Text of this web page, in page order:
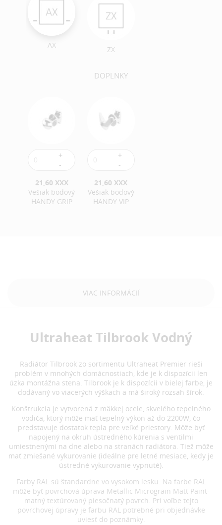
AX ZX
DOPLNKY
21,60 XXX
Vešiak bodový
HANDY GRIP
21,60 XXX
Vešiak bodový
HANDY VIP
VIAC INFORMÁCIÍ
Ultraheat Tilbrook Vodný
Radiátor Tilbrook zo sortimentu Ultraheat Premier rieši
problém v mnohých domácnostiach, kde je k dispozícii len
úzka montážna stena. Tilbrook je k dispozícii v bielej farbe, je
dodávaný vo viacerých výškach a má široký rozsah šírok.
Konštrukcia je vytvorená z mäkkej ocele, skvelého tepelného
vodiča, ktorý môže mať tepelný výkon až do 2200W, čo
predstavuje dostatok tepla pre veľké priestory. Môže byť
napojený na okruh ústredného kúrenia s ventilmi
umiestnenými na dne alebo na stranách radiátora. Tiež môže
mať zmiešané vykurovanie (ideálne pre letné mesiace, kedy je
ústredné vykurovanie vypnuté).
Farby RAL sú štandardne vo vysokom lesku. Na farbe RAL
môže byť povrchová úprava Metallic Micrograin Matt Paint-
matný textúrovaný piesočnatý povrch. Pri voľbe tejto
povrchovej úpravy je farbu RAL potrebné pri objednávke
uviesť do poznámky.